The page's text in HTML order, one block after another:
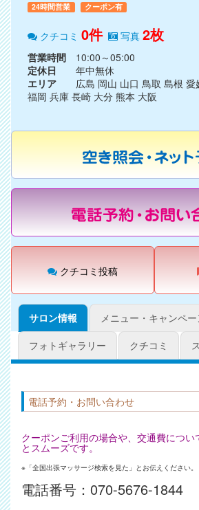
24時間営業
クーポン有
クチコミ 0件 写真 2枚
営業時間
10:00～05:00
定休日
年中無休
エリア
広島 岡山 山口 鳥取 島根
福岡 兵庫 長崎 大分 熊本 大阪
クチコミ投稿
サロン情報
メニュー・キャンペー
フォトギャラリー
クチコミ
電話予約・お問い合わせ
クーポンご利用の場合や、交通費につい
とスムーズです。
※「全国出張マッサージ検索を見た」とお伝えください。
電話番号： 070-5676-1844